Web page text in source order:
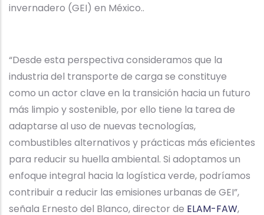
invernadero (GEI) en México..
“Desde esta perspectiva consideramos que la
industria del transporte de carga se constituye
como un actor clave en la transición hacia un futuro
más limpio y sostenible, por ello tiene la tarea de
adaptarse al uso de nuevas tecnologías,
combustibles alternativos y prácticas más eficientes
para reducir su huella ambiental. Si adoptamos un
enfoque integral hacia la logística verde, podríamos
contribuir a reducir las emisiones urbanas de GEI”,
señala Ernesto del Blanco, director de ELAM-FAW,